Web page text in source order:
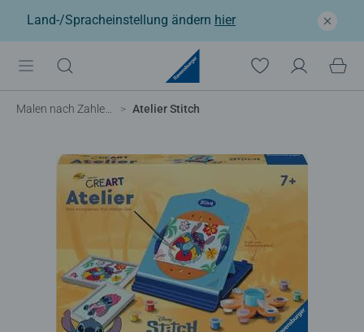
Land-/Spracheinstellung ändern hier
Malen nach Zahlen Kinder Atelier Stitch